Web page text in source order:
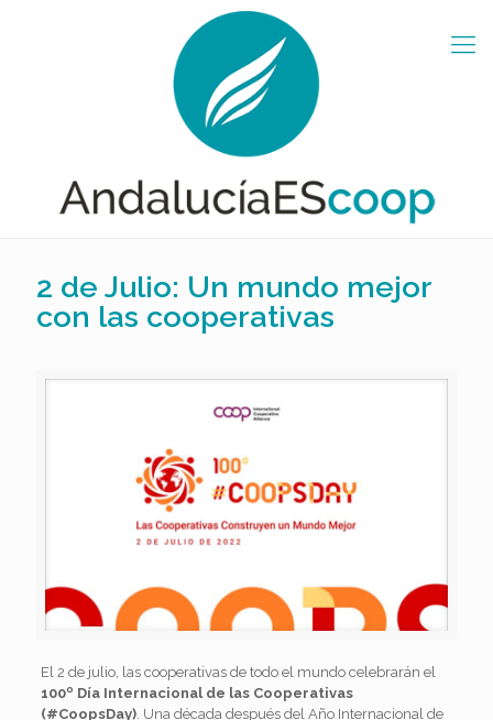
2 de Julio: Un mundo mejor
con las cooperativas
El 2 de julio, las cooperativas de todo el mundo celebrarán el
100º Día Internacional de las Cooperativas
(#CoopsDay). Una década después del Año Internacional de